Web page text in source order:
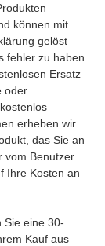
können mit
gelöst
fehler zu haben
Ersatz
oder
erheben wir
das Sie an
vom Benutzer
Ihre Kosten an
Sie eine 30-
Kauf aus